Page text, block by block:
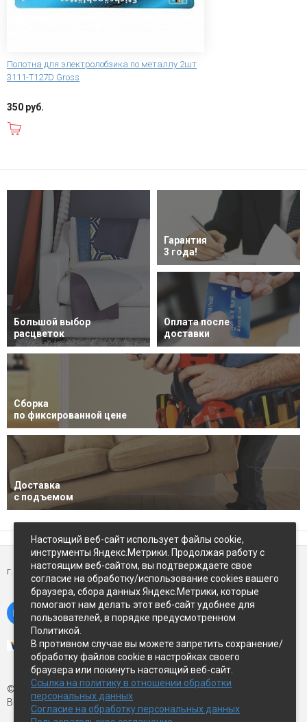
Полотна для электролобзика по металлу 2шт
3111-Т127D Gross
350 руб.
Большой выбор
расцветок
Гарантия
3 года!
Оплата после
доставки
Сборка
по фиксированной цене
Доставка
с подъемом
г. Петропавловск-Камчатский,ул Восточное-шоссе, д.5
© Экспострой, 2026 г.
Все права защищены
Настоящий веб-сайт использует файлы cookie,
инструменты Яндекс.Метрики. Продолжая работу с
настоящим веб-сайтом, вы подтверждаете свое
согласие на обработку/использование cookies вашего
браузера, сбора данных Яндекс.Метрики, которые
помогают нам делать этот веб-сайт удобнее для
пользователей, в порядке предусмотренном
Политикой.
В противном случае вы можете запретить сохранение/
обработку файлов cookie в настройках своего
браузера или покинуть настоящий веб-сайт.
Ссылка на политику в отношении обработки
персональных данных
Согласие на обработку персональных данных